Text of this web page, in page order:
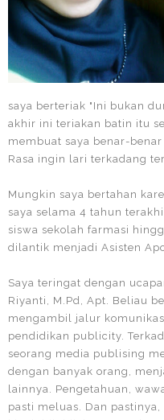
saya berteriak "Ini bukan
akhir ini teriakan batin itu
membuat saya benar-
Rasa ingin lari terkadang
Mungkin saya bertahan
saya selama 4 tahun
siswa sekolah farmasi
dilantik menjadi Asisten
Saya teringat dengan
Riyanti, M.Pd, Apt. Beliau
mengambil jalur
pendidikan publicity.
seorang media publising
dengan banyak orang,
lainnya. Pengetahuan,
pasti meluas. Dan